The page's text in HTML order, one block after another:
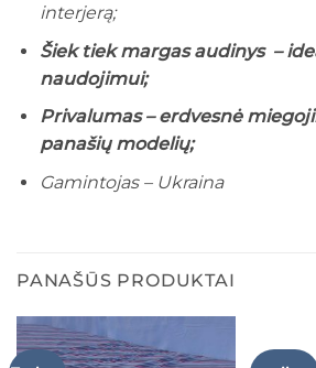
interjerą;
Šiek tiek margas audinys –
naudojimui;
Privalumas – erdvesnė
panašių modelių;
Gamintojas – Ukraina
PANAŠŪS PRODUKTAI